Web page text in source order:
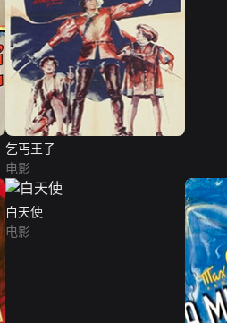
乞丐王子
电影
白天使
电影